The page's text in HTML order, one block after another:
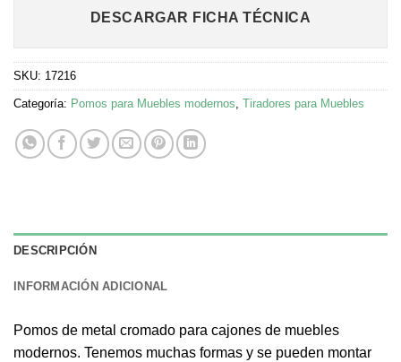
DESCARGAR FICHA TÉCNICA
SKU: 17216
Categoría: Pomos para Muebles modernos, Tiradores para Muebles
DESCRIPCIÓN
INFORMACIÓN ADICIONAL
Pomos de metal cromado para cajones de muebles
modernos. Tenemos muchas formas y se pueden montar